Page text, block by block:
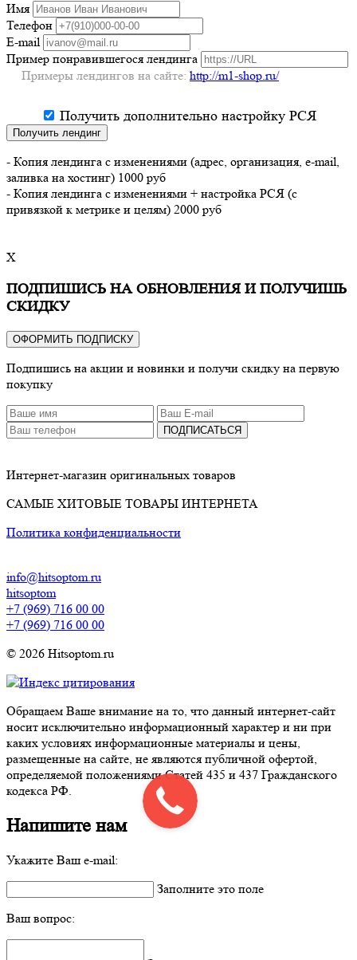
Имя
Телефон
E-mail
Пример понравившегося лендинга
Примеры лендингов на сайте: http://m1-shop.ru/
Получить дополнительно настройку РСЯ
Получить лендинг
- Копия лендинга с изменениями (адрес, организация, e-mail,
заливка на хостинг) 1000 руб
- Копия лендинга с изменениями + настройка РСЯ (с
привязкой к метрике и целям) 2000 руб
X
ПОДПИШИСЬ НА ОБНОВЛЕНИЯ И ПОЛУЧИШЬ
СКИДКУ
ОФОРМИТЬ ПОДПИСКУ
Подпишись на акции и новинки и получи скидку на первую
покупку
ПОДПИСАТЬСЯ
Интернет-магазин оригинальных товаров
САМЫЕ ХИТОВЫЕ ТОВАРЫ ИНТЕРНЕТА
Политика конфиденциальности
info@hitsoptom.ru
hitsoptom
+7 (969) 716 00 00
+7 (969) 716 00 00
© 2026 Hitsoptom.ru
Обращаем Ваше внимание на то, что данный интернет-сайт
носит исключительно информационный характер и ни при
каких условиях информационные материалы и цены,
размещенные на сайте, не являются публичной офертой,
определяемой положениями Статей 435 и 437 Гражданского
кодекса РФ.
Напишите нам
Укажите Ваш e-mail:
Заполните это поле
Ваш вопрос: